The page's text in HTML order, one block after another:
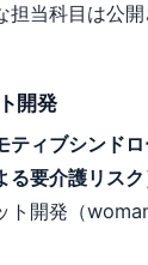
担当科目は公
開発
ティブシンド
る要介護リスク
ト開発（